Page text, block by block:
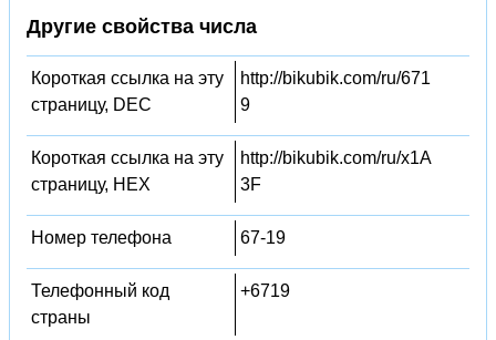
Другие свойства числа
Короткая ссылка на эту
страницу, DEC
http://bikubik.com/ru/671
9
Короткая ссылка на эту
страницу, HEX
http://bikubik.com/ru/x1A
3F
Номер телефона 67-19
Телефонный код
страны
+6719